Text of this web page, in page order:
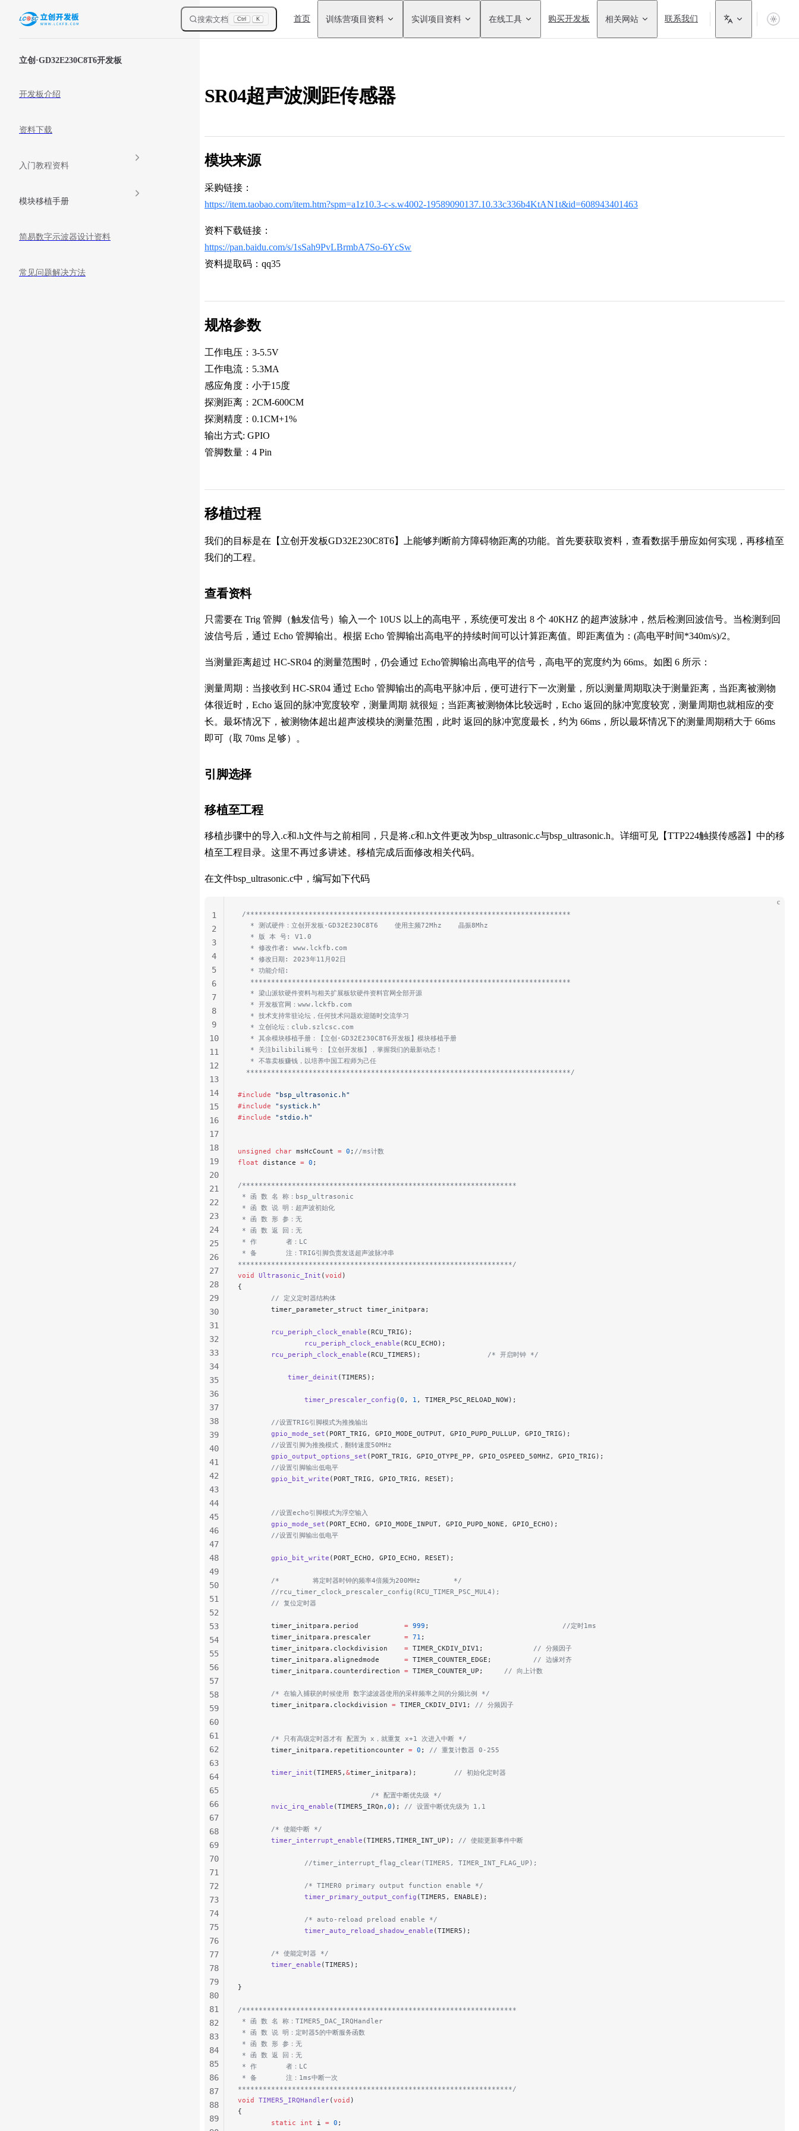
Skip to content 搜索文档 Ctrl K
Main Navigation
首页 训练营项目资料 实训项目资料 在线工具 购买开发板 相关网站 联系我们
立创·GD32E230C8T6开发板
开发板介绍
资料下载
入门教程资料
模块移植手册
简易数字示波器设计资料
常见问题解决方法
SR04超声波测距传感器
模块来源
采购链接：
https://item.taobao.com/item.htm?spm=a1z10.3-c-s.w4002-19589090137.10.33c336b4KtAN1t&id=608943401463
资料下载链接：
https://pan.baidu.com/s/1sSah9PvLBrmbA7So-6YcSw
资料提取码：qq35
规格参数
工作电压：3-5.5V
工作电流：5.3MA
感应角度：小于15度
探测距离：2CM-600CM
探测精度：0.1CM+1%
输出方式: GPIO
管脚数量：4 Pin
移植过程
我们的目标是在【立创开发板GD32E230C8T6】上能够判断前方障碍物距离的功能。首先要获取资料，查看数据手册应如何实现，再移植至
我们的工程。
查看资料
只需要在 Trig 管脚（触发信号）输入一个 10US 以上的高电平，系统便可发出 8 个 40KHZ 的超声波脉冲，然后检测回波信号。当检测到回
波信号后，通过 Echo 管脚输出。根据 Echo 管脚输出高电平的持续时间可以计算距离值。即距离值为：(高电平时间*340m/s)/2。
当测量距离超过 HC-SR04 的测量范围时，仍会通过 Echo管脚输出高电平的信号，高电平的宽度约为 66ms。如图 6 所示：
测量周期：当接收到 HC-SR04 通过 Echo 管脚输出的高电平脉冲后，便可进行下一次测量，所以测量周期取决于测量距离，当距离被测物
体很近时，Echo 返回的脉冲宽度较窄，测量周期 就很短；当距离被测物体比较远时，Echo 返回的脉冲宽度较宽，测量周期也就相应的变
长。最坏情况下，被测物体超出超声波模块的测量范围，此时 返回的脉冲宽度最长，约为 66ms，所以最坏情况下的测量周期稍大于 66ms
即可（取 70ms 足够）。
引脚选择
移植至工程
移植步骤中的导入.c和.h文件与之前相同，只是将.c和.h文件更改为bsp_ultrasonic.c与bsp_ultrasonic.h。详细可见【TTP224触摸传感器】中的移
植至工程目录。这里不再过多讲述。移植完成后面修改相关代码。
在文件bsp_ultrasonic.c中，编写如下代码
c
/******************************************************************************
   * 测试硬件：立创开发板·GD32E230C8T6    使用主频72Mhz    晶振8Mhz
   * 版 本 号: V1.0
   * 修改作者: www.lckfb.com
   * 修改日期: 2023年11月02日
   * 功能介绍:
   *****************************************************************************
   * 梁山派软硬件资料与相关扩展板软硬件资料官网全部开源
   * 开发板官网：www.lckfb.com
   * 技术支持常驻论坛，任何技术问题欢迎随时交流学习
   * 立创论坛：club.szlcsc.com
   * 其余模块移植手册：【立创·GD32E230C8T6开发板】模块移植手册
   * 关注bilibili账号：【立创开发板】，掌握我们的最新动态！
   * 不靠卖板赚钱，以培养中国工程师为己任
  ******************************************************************************/
#include "bsp_ultrasonic.h"
#include "systick.h"
#include "stdio.h"
unsigned char msHcCount = 0 ; //ms计数
float distance = 0 ;
/******************************************************************
* 函 数 名 称：bsp_ultrasonic
* 函 数 说 明：超声波初始化
* 函 数 形 参：无
* 函 数 返 回：无
* 作       者：LC
* 备       注：TRIG引脚负责发送超声波脉冲串
******************************************************************/
void
Ultrasonic_Init (void )
{
        // 定义定时器结构体
        timer_parameter_struct timer_initpara;
        rcu_periph_clock_enable
(RCU_TRIG);
                rcu_periph_clock_enable
(RCU_ECHO);
        rcu_periph_clock_enable
(RCU_TIMER5);
                /* 开启时钟 */
            timer_deinit
(TIMER5);
                timer_prescaler_config
(0 , 1 , TIMER_PSC_RELOAD_NOW);
        //设置TRIG引脚模式为推挽输出
        gpio_mode_set
(PORT_TRIG, GPIO_MODE_OUTPUT, GPIO_PUPD_PULLUP, GPIO_TRIG);
        //设置引脚为推挽模式，翻转速度50MHz
        gpio_output_options_set
(PORT_TRIG, GPIO_OTYPE_PP, GPIO_OSPEED_50MHZ, GPIO_TRIG);
        //设置引脚输出低电平
        gpio_bit_write
(PORT_TRIG, GPIO_TRIG, RESET);
        //设置echo引脚模式为浮空输入
        gpio_mode_set
(PORT_ECHO, GPIO_MODE_INPUT, GPIO_PUPD_NONE, GPIO_ECHO);
        //设置引脚输出低电平
        gpio_bit_write
(PORT_ECHO, GPIO_ECHO, RESET);
        /*        将定时器时钟的频率4倍频为200MHz        */
        //rcu_timer_clock_prescaler_config(RCU_TIMER_PSC_MUL4);
        // 复位定时器
        timer_initpara.period
= 999 ;
                                //定时1ms
        timer_initpara.prescaler
= 71 ;
        timer_initpara.clockdivision
= TIMER_CKDIV_DIV1;
            // 分频因子
        timer_initpara.alignedmode
= TIMER_COUNTER_EDGE;
          // 边缘对齐
        timer_initpara.counterdirection
= TIMER_COUNTER_UP;
     // 向上计数
        /* 在输入捕获的时候使用 数字滤波器使用的采样频率之间的分频比例 */
        timer_initpara.clockdivision
= TIMER_CKDIV_DIV1; // 分频因子
        /* 只有高级定时器才有 配置为 x，就重复 x+1 次进入中断 */
        timer_initpara.repetitioncounter
= 0 ; // 重复计数器 0-255
        timer_init
(TIMER5, &timer_initpara);
         // 初始化定时器
                                /* 配置中断优先级 */
        nvic_irq_enable
(TIMER5_IRQn, 0 ); // 设置中断优先级为 1,1
        /* 使能中断 */
        timer_interrupt_enable
(TIMER5,TIMER_INT_UP); // 使能更新事件中断
                //timer_interrupt_flag_clear(TIMER5, TIMER_INT_FLAG_UP);
                /* TIMER0 primary output function enable */
                timer_primary_output_config
(TIMER5, ENABLE);
                /* auto-reload preload enable */
                timer_auto_reload_shadow_enable
(TIMER5);
        /* 使能定时器 */
        timer_enable
(TIMER5);
}
/******************************************************************
* 函 数 名 称：TIMER5_DAC_IRQHandler
* 函 数 说 明：定时器5的中断服务函数
* 函 数 形 参：无
* 函 数 返 回：无
* 作       者：LC
* 备       注：1ms中断一次
******************************************************************/
void
TIMER5_IRQHandler(void )
{
        static
int i = 0 ;
1
2
3
4
5
6
7
8
9
10
11
12
13
14
15
16
17
18
19
20
21
22
23
24
25
26
27
28
29
30
31
32
33
34
35
36
37
38
39
40
41
42
43
44
45
46
47
48
49
50
51
52
53
54
55
56
57
58
59
60
61
62
63
64
65
66
67
68
69
70
71
72
73
74
75
76
77
78
79
80
81
82
83
84
85
86
87
88
89